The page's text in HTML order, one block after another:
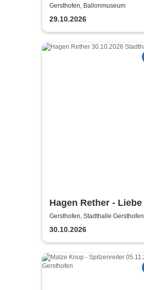
Meisterwerk
Gersthofen, Ballonmuseum
29.10.2026
Hagen Rether - Liebe
Gersthofen, Stadthalle Gersthofen
30.10.2026